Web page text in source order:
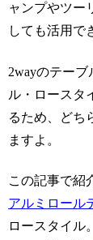
ャンプやツー
しても活用で
2wayのテーブ
ル・ロースタ
るため、どち
ますよ。
この記事で紹
アルミロール
ロースタイル。